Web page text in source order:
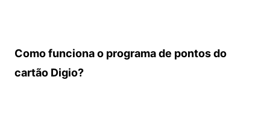
Como funciona o programa de pontos do
cartão Digio?